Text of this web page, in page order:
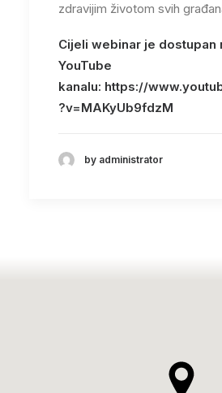
zdravijim životom svih
Cijeli webinar je dostupan
YouTube
kanalu: https://
?v=MAKyUb9fdzM
by administrator